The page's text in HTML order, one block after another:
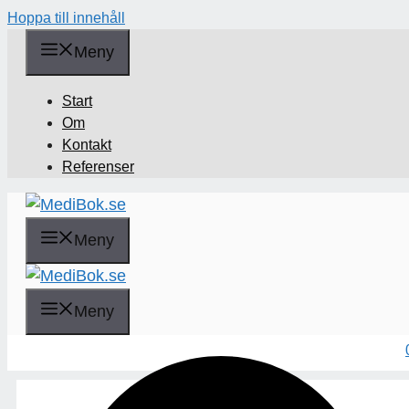
Hoppa till innehåll
Meny
Start
Om
Kontakt
Referenser
Meny
Sök
Meny